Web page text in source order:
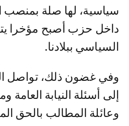
سياسية، لها صلة بمنصب
داخل حزب أصبح مؤخرا
السياسي ببلادنا.
وفي غضون ذلك، تواصل
إلى أسئلة النيابة العامة
وعائلة المطالب بالحق